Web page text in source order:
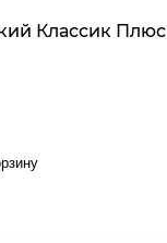
Классик Плюс